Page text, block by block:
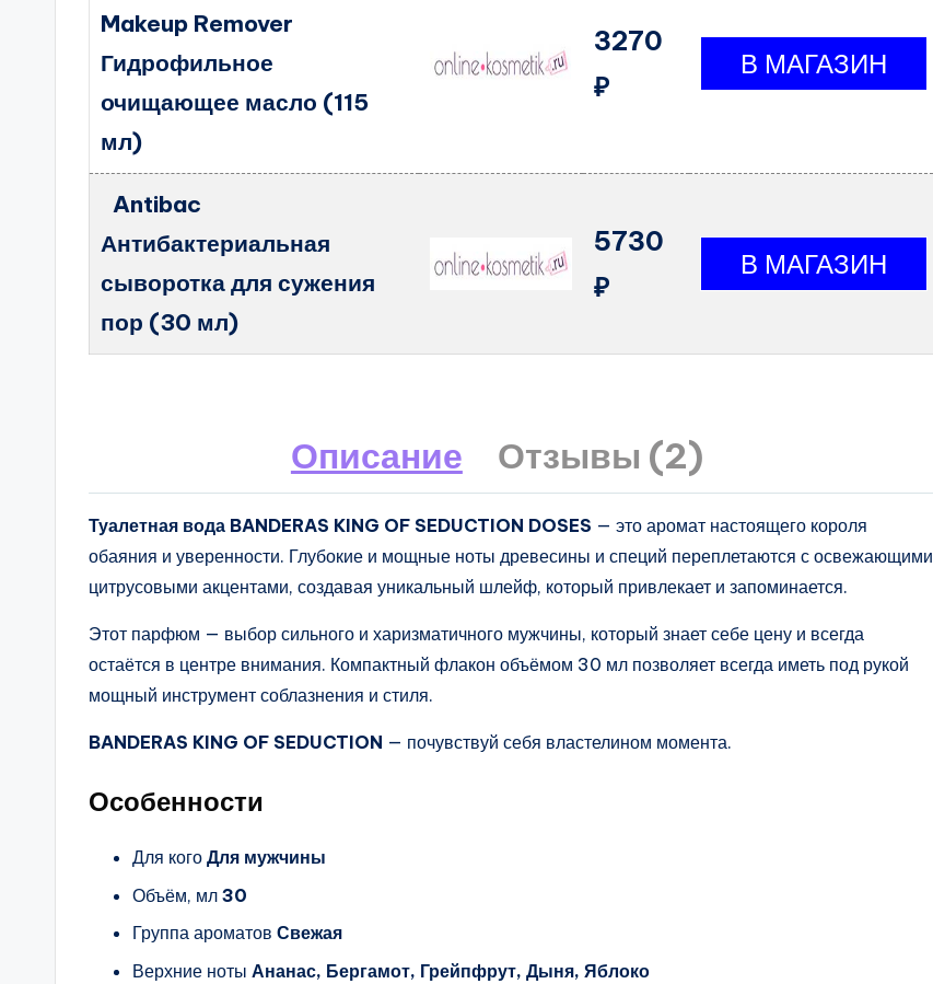
Makeup Remover
Гидрофильное
очищающее масло (115
мл)
3270
₽
Antibac
Антибактериальная
сыворотка для сужения
пор (30 мл)
5730
₽
Описание Отзывы (2)
Туалетная вода BANDERAS KING OF SEDUCTION DOSES — это аромат настоящего короля
обаяния и уверенности. Глубокие и мощные ноты древесины и специй переплетаются с освежающими
цитрусовыми акцентами, создавая уникальный шлейф, который привлекает и запоминается.
Этот парфюм — выбор сильного и харизматичного мужчины, который знает себе цену и всегда
остаётся в центре внимания. Компактный флакон объёмом 30 мл позволяет всегда иметь под рукой
мощный инструмент соблазнения и стиля.
BANDERAS KING OF SEDUCTION — почувствуй себя властелином момента.
Особенности
Для кого Для мужчины
Объём, мл 30
Группа ароматов Свежая
Верхние ноты Ананас, Бергамот, Грейпфрут, Дыня, Яблоко